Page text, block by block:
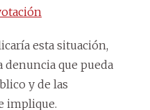
esta situación,
denuncia que pueda
y de las
implique.